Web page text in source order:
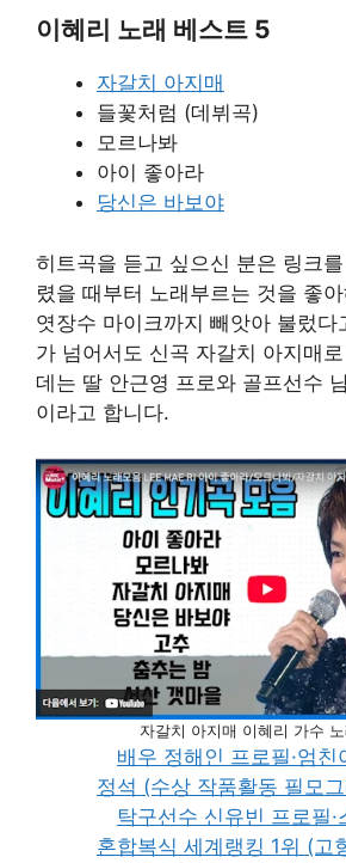
이혜리 노래 베스트 5
자갈치 아지매
들꽃처럼 (데뷔곡)
모르나봐
아이 좋아라
당신은 바보야
히트곡을 듣고 싶으신 분은 링크
렸을 때부터 노래부르는 것을 좋
엿장수 마이크까지 빼앗아 불렀다
가 넘어서도 신곡 자갈치 아지매
데는 딸 안근영 프로와 골프선수
이라고 합니다.
자갈치 아지매 이혜리 가수
배우 정해인 프로필·엄친
정석 (수상 작품활동 필모
탁구선수 신유빈 프로필·
혼합복식 세계랭킹 1위 (고